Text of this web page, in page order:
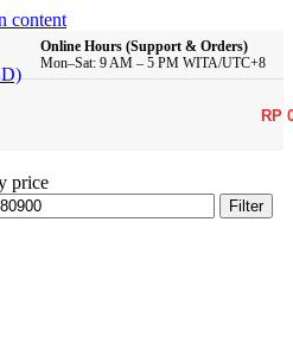
content
Online Hours (Support & Orders)
Mon–Sat: 9 AM – 5 PM WITA/UTC+8
RP
price
Max
Filter